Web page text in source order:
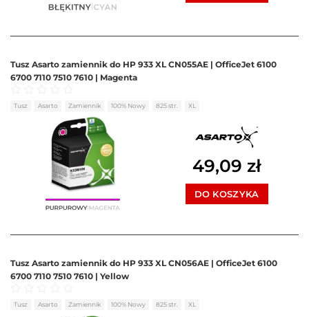
Tusz Asarto zamiennik do HP 933 XL CN055AE | OfficeJet 6100
6700 7110 7510 7610 | Magenta
Oceniono0 na 5
Tusz Asarto Zamiennik 100% Nowy 825 str. XL
49,09 zł
DO KOSZYKA
Tusz Asarto zamiennik do HP 933 XL CN056AE | OfficeJet 6100
6700 7110 7510 7610 | Yellow
Oceniono0na 5
Tusz Asarto Zamiennik 100% Nowy 825 str. XL